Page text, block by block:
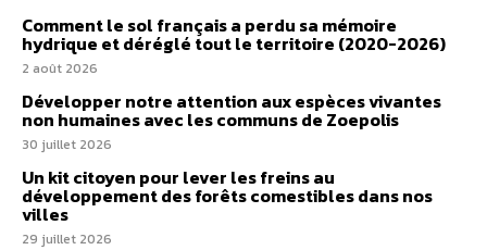
Comment le sol français a perdu sa mémoire
hydrique et déréglé tout le territoire (2020-2026)
2 août 2026
Développer notre attention aux espèces vivantes
non humaines avec les communs de Zoepolis
30 juillet 2026
Un kit citoyen pour lever les freins au
développement des forêts comestibles dans nos
villes
29 juillet 2026